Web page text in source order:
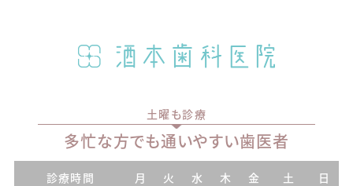
土曜も診療
多忙な方でも通いやすい歯医者
診療時間 月 火 水 木 金 土 日